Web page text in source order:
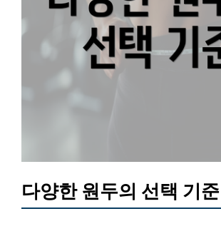
다양한 원두의 선택 기준